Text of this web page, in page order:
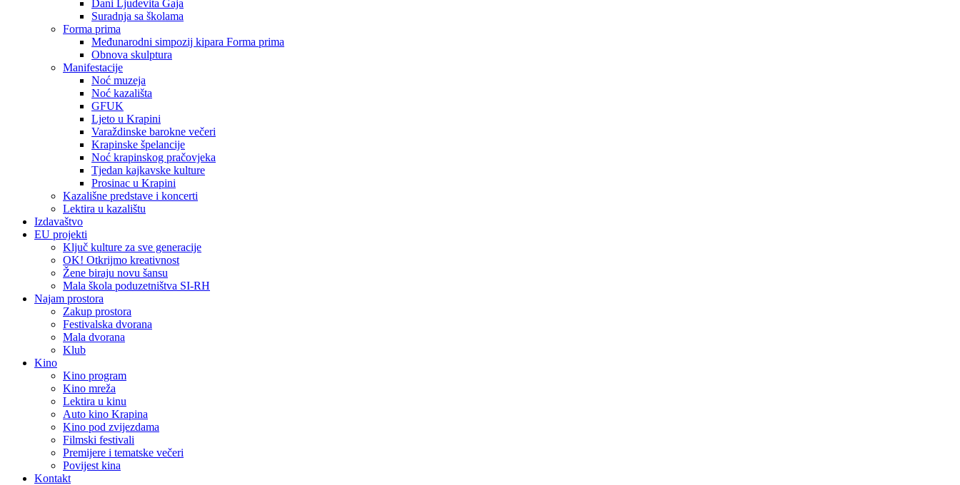
Dani Ljudevita Gaja
Suradnja sa školama
Forma prima
Međunarodni simpozij kipara Forma prima
Obnova skulptura
Manifestacije
Noć muzeja
Noć kazališta
GFUK
Ljeto u Krapini
Varaždinske barokne večeri
Krapinske špelancije
Noć krapinskog pračovjeka
Tjedan kajkavske kulture
Prosinac u Krapini
Kazališne predstave i koncerti
Lektira u kazalištu
Izdavaštvo
EU projekti
Ključ kulture za sve generacije
OK! Otkrijmo kreativnost
Žene biraju novu šansu
Mala škola poduzetništva SI-RH
Najam prostora
Zakup prostora
Festivalska dvorana
Mala dvorana
Klub
Kino
Kino program
Kino mreža
Lektira u kinu
Auto kino Krapina
Kino pod zvijezdama
Filmski festivali
Premijere i tematske večeri
Povijest kina
Kontakt